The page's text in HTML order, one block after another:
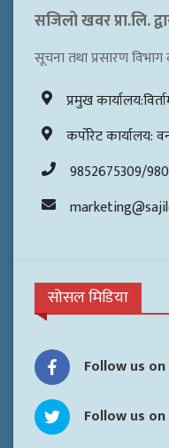
सजिलो खवर प्रा.लि.
सूचना तथा प्रसारण विभाग
प्रमुख
कर्पोरेट कार्यालय:
9852675309/
सोसल मिडिया
Follow us
Follow us